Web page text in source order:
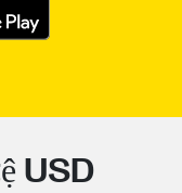
USD